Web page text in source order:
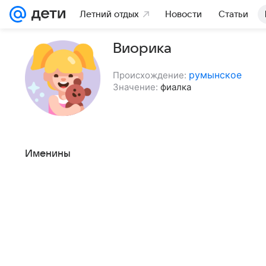
Летний отдых Новости Статьи
Виорика
Происхождение: румынское
Значение: фиалка
Именины